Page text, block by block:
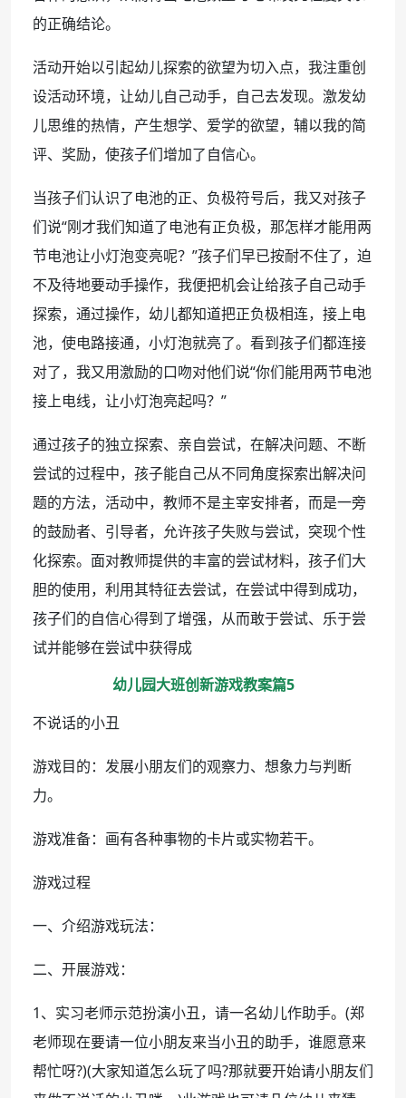
的正确结论。
活动开始以引起幼儿探索的欲望为切入点，我注重创
设活动环境，让幼儿自己动手，自己去发现。激发幼
儿思维的热情，产生想学、爱学的欲望，辅以我的简
评、奖励，使孩子们增加了自信心。
当孩子们认识了电池的正、负极符号后，我又对孩子
们说“刚才我们知道了电池有正负极，那怎样才能用两
节电池让小灯泡变亮呢？”孩子们早已按耐不住了，迫
不及待地要动手操作，我便把机会让给孩子自己动手
探索，通过操作，幼儿都知道把正负极相连，接上电
池，使电路接通，小灯泡就亮了。看到孩子们都连接
对了，我又用激励的口吻对他们说“你们能用两节电池
接上电线，让小灯泡亮起吗？”
通过孩子的独立探索、亲自尝试，在解决问题、不断
尝试的过程中，孩子能自己从不同角度探索出解决问
题的方法，活动中，教师不是主宰安排者，而是一旁
的鼓励者、引导者，允许孩子失败与尝试，突现个性
化探索。面对教师提供的丰富的尝试材料，孩子们大
胆的使用，利用其特征去尝试，在尝试中得到成功，
孩子们的自信心得到了增强，从而敢于尝试、乐于尝
试并能够在尝试中获得成
幼儿园大班创新游戏教案篇5
不说话的小丑
游戏目的：发展小朋友们的观察力、想象力与判断
力。
游戏准备：画有各种事物的卡片或实物若干。
游戏过程
一、介绍游戏玩法：
二、开展游戏：
1、实习老师示范扮演小丑，请一名幼儿作助手。(郑
老师现在要请一位小朋友来当小丑的助手，谁愿意来
帮忙呀?)(大家知道怎么玩了吗?那就要开始请小朋友们